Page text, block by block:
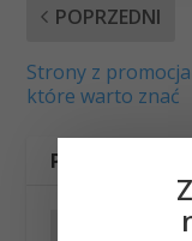
POPRZEDNI
Strony z
które warto znać
POWIĄZANE